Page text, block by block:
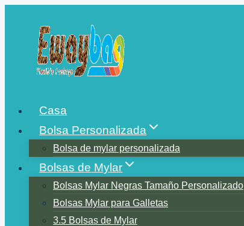
contenido
Casa
Bolsa Personalizada
Bolsa de mylar personalizada
Bolsas de Mylar
Bolsas Mylar Negras Tamaño Personalizado
Bolsas Mylar para Galletas
3.5 Bolsas de Mylar